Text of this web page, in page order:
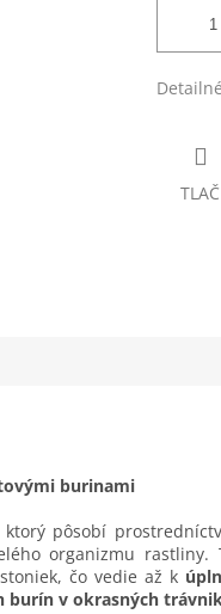
TLAČ
burinami
ktorý pôsobí
organizmu rastliny.
čo vedie až k
burín v okrasných